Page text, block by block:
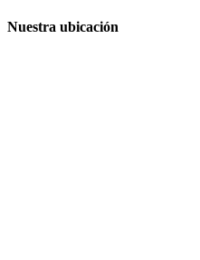
Nuestra ubicación